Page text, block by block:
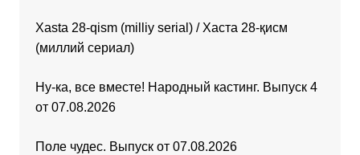
Xasta 28-qism (milliy serial) / Хаста 28-қисм
(миллий сериал)
Ну-ка, все вместе! Народный кастинг. Выпуск 4
от 07.08.2026
Поле чудес. Выпуск от 07.08.2026